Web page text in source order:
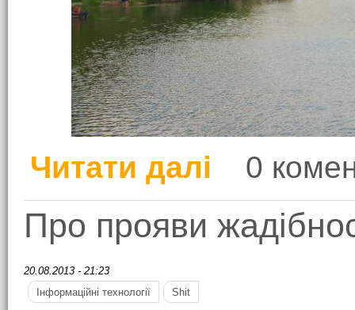
Читати далі про Ось і скінчилися
0
Про прояви
20.08.2013 - 21:23
Інформаційні технології
Shit